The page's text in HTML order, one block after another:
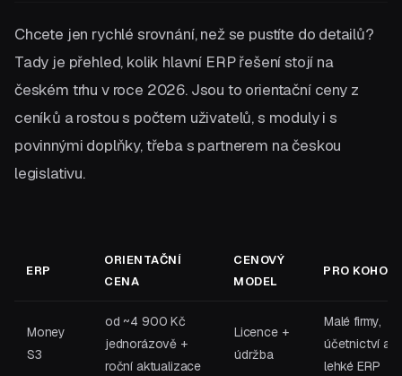
Chcete jen rychlé srovnání, než se pustíte do detailů?
Tady je přehled, kolik hlavní ERP řešení stojí na
českém trhu v roce 2026. Jsou to orientační ceny z
ceníků a rostou s počtem uživatelů, s moduly i s
povinnými doplňky, třeba s partnerem na českou
legislativu.
ERP
ORIENTAČNÍ
CENA
CENOVÝ
MODEL
PRO KOHO
Money
S3
od ~4 900 Kč
jednorázově +
roční aktualizace
Licence +
údržba
Malé firmy,
účetnictví a
lehké ERP